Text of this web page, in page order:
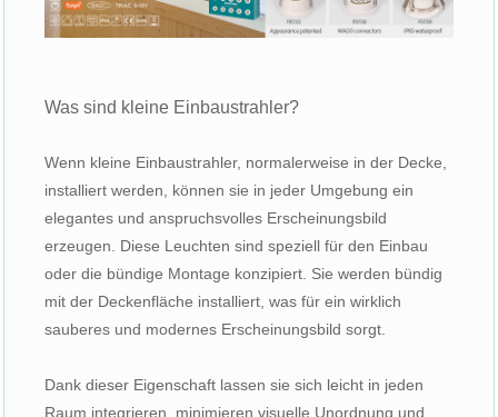
Was sind kleine Einbaustrahler?
Wenn kleine Einbaustrahler, normalerweise in der Decke,
installiert werden, können sie in jeder Umgebung ein
elegantes und anspruchsvolles Erscheinungsbild
erzeugen. Diese Leuchten sind speziell für den Einbau
oder die bündige Montage konzipiert. Sie werden bündig
mit der Deckenfläche installiert, was für ein wirklich
sauberes und modernes Erscheinungsbild sorgt.
Dank dieser Eigenschaft lassen sie sich leicht in jeden
Raum integrieren, minimieren visuelle Unordnung und